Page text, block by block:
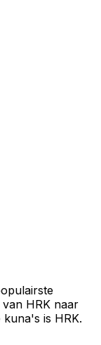
HRK naar
is HRK.